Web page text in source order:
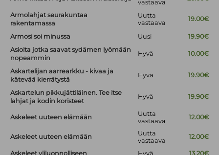
vastaava
Armolahjat seurakuntaa
rakentamassa
Uutta
vastaava
19.00€
Armosi soi minussa Uusi
19.90€
Asioita jotka saavat sydämen lyömään
nopeammin
Hyvä 10.00€
Askartelijan aarrearkku - kivaa ja
kätevää kierrätystä
Hyvä 19.90€
Askartelun pikkujättiläinen. Tee itse
lahjat ja kodin koristeet
Hyvä 19.90€
Askeleet uuteen elämään
Uutta
vastaava
12.00€
Askeleet uuteen elämään
Uutta
vastaava
12.00€
Askeleet yliluonnolliseen Hyvä 13.20€